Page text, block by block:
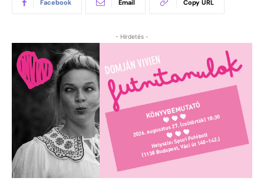
Facebook Email Copy URL
- Hirdetés -